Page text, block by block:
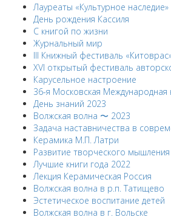
Лауреаты «Культурное
День рождения Кассиля
С книгой по жизни
Журнальный мир
III Книжный фестиваль
ХVI открытый фестиваль
Карусельное настроение
36-я Московская Международная
День знаний 2023
Волжская волна 〜 2023
Задача наставничества в
Керамика М.П. Латри
Развитие творческого мышления
Лучшие книги года 2022
Лекция Керамическая Россия
Волжская волна в р.п. Татищево
Эстетическое воспитание детей
Волжская волна в г. Вольске